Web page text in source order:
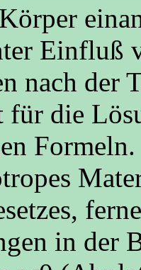
Einfluß
nach der
für die
in der